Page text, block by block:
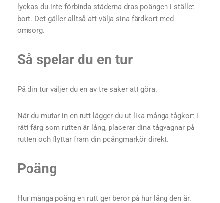
lyckas du inte förbinda städerna dras poängen i stället
bort. Det gäller alltså att välja sina färdkort med
omsorg.
Så spelar du en tur
På din tur väljer du en av tre saker att göra.
När du mutar in en rutt lägger du ut lika många tågkort i
rätt färg som rutten är lång, placerar dina tågvagnar på
rutten och flyttar fram din poängmarkör direkt.
Poäng
Hur många poäng en rutt ger beror på hur lång den är.